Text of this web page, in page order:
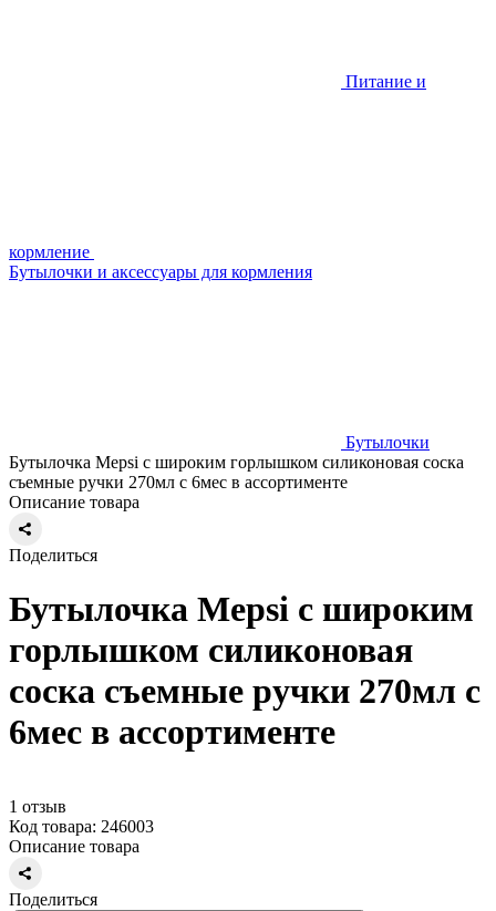
Питание и
кормление
Бутылочки и аксессуары для кормления
Бутылочки
Бутылочка Mepsi с широким горлышком силиконовая соска
съемные ручки 270мл с 6мес в ассортименте
Описание товара
Поделиться
Бутылочка Mepsi с широким
горлышком силиконовая
соска съемные ручки 270мл с
6мес в ассортименте
1 отзыв
Код товара: 246003
Описание товара
Поделиться